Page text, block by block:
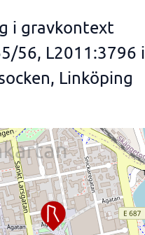
i gravkontext
56, L2011:3796 i
Linköping